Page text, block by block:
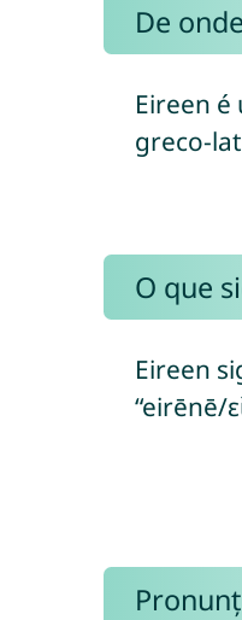
De
Eireen
greco-
O que
Eireen
“eirēnē/